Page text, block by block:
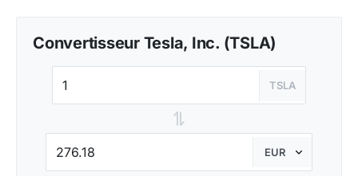
Convertisseur Tesla, Inc. (TSLA)
TSLA
⇌